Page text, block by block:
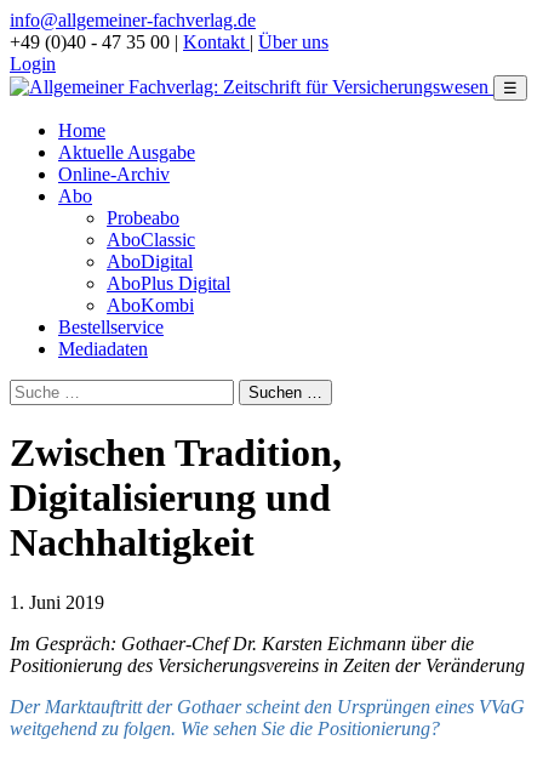
info@allgemeiner-fachverlag.de
+49 (0)40 - 47 35 00 | Kontakt | Über uns
Login
☰
Home
Aktuelle Ausgabe
Online-Archiv
Abo
Probeabo
AboClassic
AboDigital
AboPlus Digital
AboKombi
Bestellservice
Mediadaten
Zwischen Tradition,
Digitalisierung und
Nachhaltigkeit
1. Juni 2019
Im Gespräch: Gothaer-Chef Dr. Karsten Eichmann über die
Positionierung des Versicherungsvereins in Zeiten der Veränderung
Der Marktauftritt der Gothaer scheint den Ursprüngen eines VVaG
weitgehend zu folgen. Wie sehen Sie die Positionierung?